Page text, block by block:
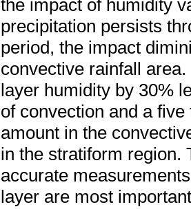
the impact of humidity
precipitation persists
period, the impact
convective rainfall
layer humidity by 30%
of convection and a
amount in the
in the stratiform region.
accurate
layer are most